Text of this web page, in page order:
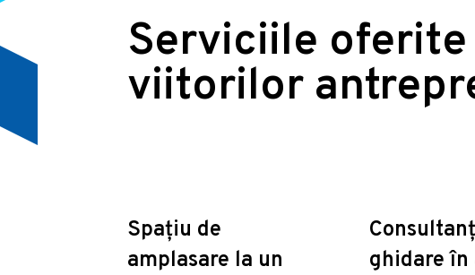
Serviciile oferite
viitorilor
Spațiu de
amplasare la un
ghidare în